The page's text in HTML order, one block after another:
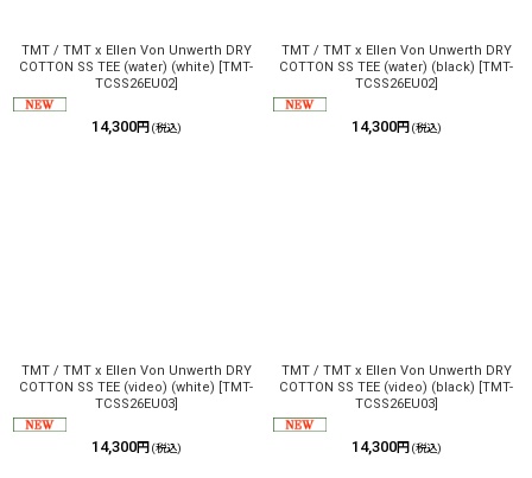
TMT / TMT x Ellen Von Unwerth DRY
COTTON SS TEE (water) (white) [TMT-
TCSS26EU02]
14,300円 (税込)
TMT / TMT x Ellen Von Unwerth DRY
COTTON SS TEE (water) (black) [TMT-
TCSS26EU02]
14,300円 (税込)
TMT / TMT x Ellen Von Unwerth DRY
COTTON SS TEE (video) (white) [TMT-
TCSS26EU03]
14,300円 (税込)
TMT / TMT x Ellen Von Unwerth DRY
COTTON SS TEE (video) (black) [TMT-
TCSS26EU03]
14,300円 (税込)